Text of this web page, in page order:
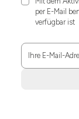
per E-Mail
verfügbar ist
Ihre E-Mail-